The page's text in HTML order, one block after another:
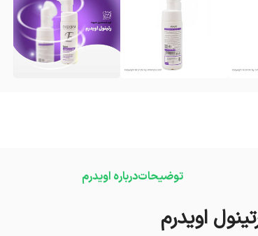
توضیحاتدرباره اویدرم
اویدرم